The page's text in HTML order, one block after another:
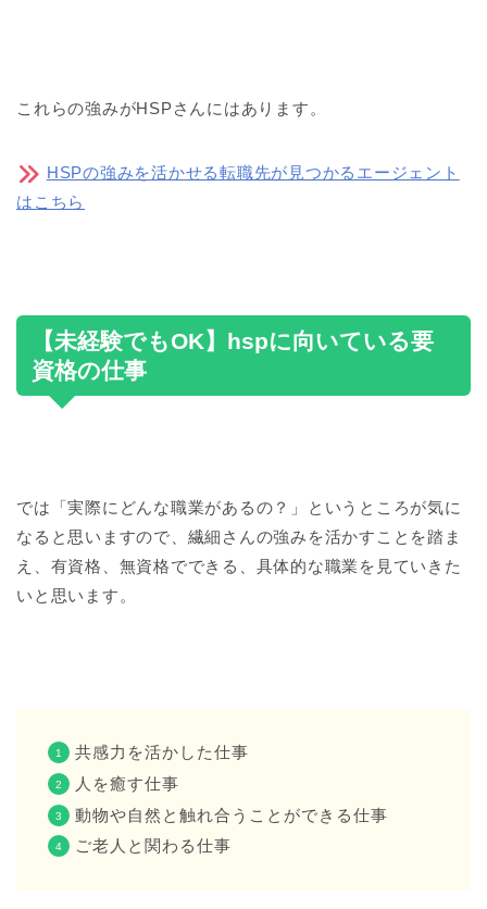
これらの強みがHSPさんにはあります。
HSPの強みを活かせる転職先が見つかるエージェント
はこちら
【未経験でもOK】hspに向いている要
資格の仕事
では「実際にどんな職業があるの？」というところが気に
なると思いますので、繊細さんの強みを活かすことを踏ま
え、有資格、無資格でできる、具体的な職業を見ていきた
いと思います。
共感力を活かした仕事
人を癒す仕事
動物や自然と触れ合うことができる仕事
ご老人と関わる仕事